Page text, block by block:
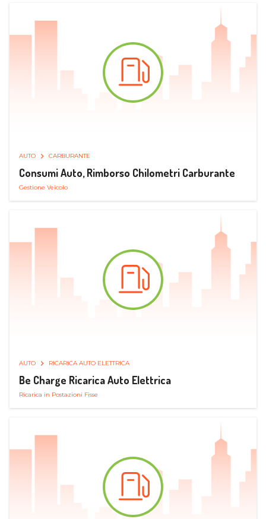
AUTO CARBURANTE
Consumi Auto, Rimborso Chilometri Carburante
Gestione Veicolo
AUTO RICARICA AUTO ELETTRICA
Be Charge Ricarica Auto Elettrica
Ricarica in Postazioni Fisse